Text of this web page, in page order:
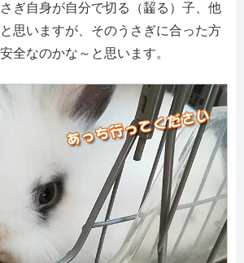
ぎ自身が自分で切る（齧る）子、他
思いますが、そのうさぎに合った方
全なのかな～と思います。